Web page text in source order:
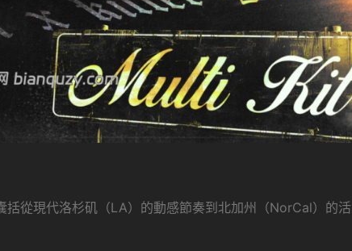
從現代洛杉矶（LA）的動感節奏到北加州（NorCal）的活